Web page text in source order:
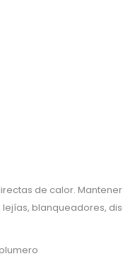
de calor.
blanqueadores,